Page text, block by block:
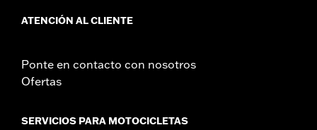
ATENCIÓN AL CLIENTE
Ponte en contacto con nosotros
Ofertas
SERVICIOS PARA MOTOCICLETAS